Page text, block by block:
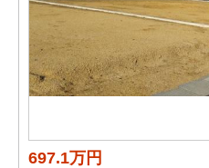
697.1万円